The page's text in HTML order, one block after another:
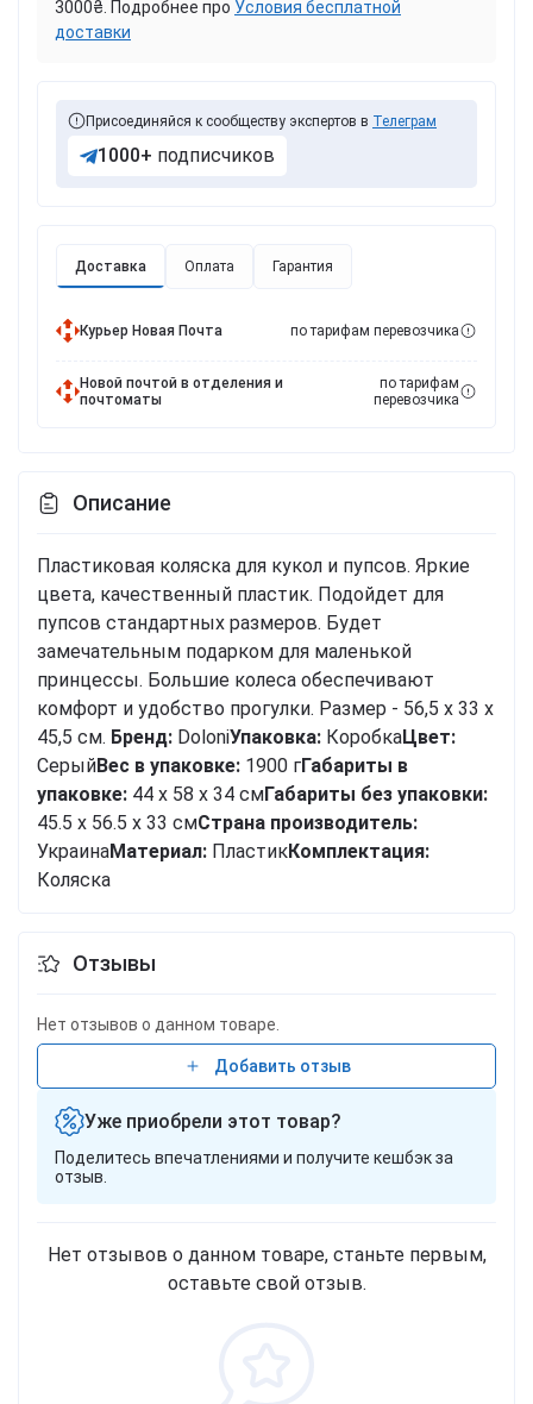
Доставка Оплата Гарантия
Курьер Новая Почта по тарифам перевозчика
Новой почтой в отделения и
почтоматы
по тарифам
перевозчика
3000₴. Подробнее про Условия бесплатной
доставки
Присоединяйся к сообществу экспертов в Телеграм
1000+ подписчиков
Описание
Пластиковая коляска для кукол и пупсов. Яркие
цвета, качественный пластик. Подойдет для
пупсов стандартных размеров. Будет
замечательным подарком для маленькой
принцессы. Большие колеса обеспечивают
комфорт и удобство прогулки. Размер - 56,5 х 33 х
45,5 см. Бренд: DoloniУпаковка: КоробкаЦвет:
СерыйВес в упаковке: 1900 гГабариты в
упаковке: 44 x 58 x 34 смГабариты без упаковки:
45.5 x 56.5 x 33 смCтрана производитель:
УкраинаМатериал: ПластикКомплектация:
Коляска
Отзывы
Нет отзывов о данном товаре.
Добавить отзыв
Уже приобрели этот товар?
Поделитесь впечатлениями и получите кешбэк за
отзыв.
Нет отзывов о данном товаре, станьте первым,
оставьте свой отзыв.